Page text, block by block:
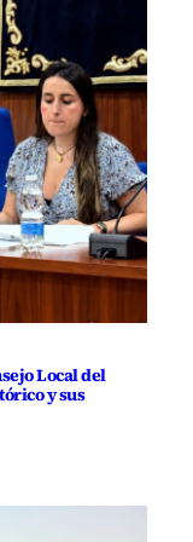
Local del
y sus